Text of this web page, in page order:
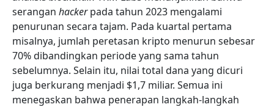
serangan hackerpada tahun 2023 mengalami
penurunan secara tajam. Pada kuartal pertama
misalnya, jumlah peretasan kripto menurun sebesar
70% dibandingkan periode yang sama tahun
sebelumnya. Selain itu, nilai total dana yang dicuri
juga berkurang menjadi $1,7 miliar. Semua ini
menegaskan bahwa penerapan langkah-langkah